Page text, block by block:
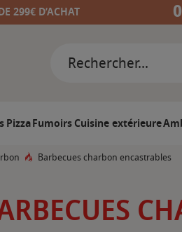
299€ D’ACHAT
PizzaFumoirsCuisine extérieure
Barbecues charbon encastrables